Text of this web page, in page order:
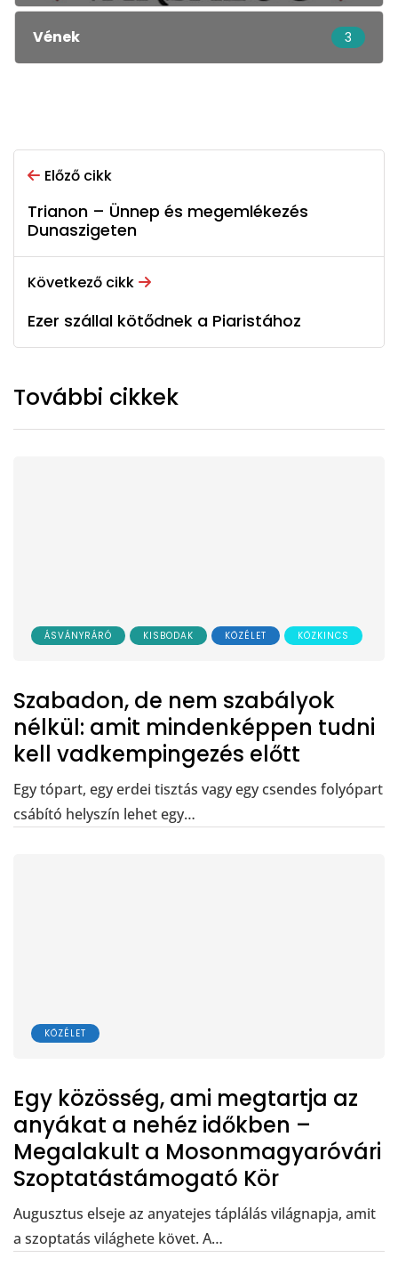
Vének 3
Előző cikk
Trianon – Ünnep és megemlékezés
Dunaszigeten
Következő cikk
Ezer szállal kötődnek a Piaristához
További cikkek
ÁSVÁNYRÁRÓ KISBODAK KÖZÉLET KÖZKINCS
Szabadon, de nem szabályok
nélkül: amit mindenképpen tudni
kell vadkempingezés előtt
Egy tópart, egy erdei tisztás vagy egy csendes folyópart
csábító helyszín lehet egy…
KÖZÉLET
Egy közösség, ami megtartja az
anyákat a nehéz időkben –
Megalakult a Mosonmagyaróvári
Szoptatástámogató Kör
Augusztus elseje az anyatejes táplálás világnapja, amit
a szoptatás világhete követ. A…